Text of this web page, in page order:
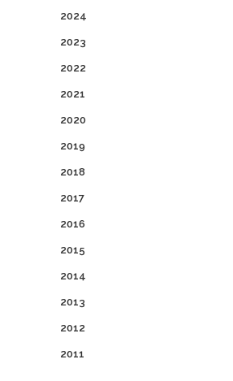
2024
2023
2022
2021
2020
2019
2018
2017
2016
2015
2014
2013
2012
2011